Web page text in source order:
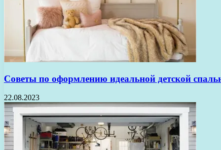
Советы по оформлению идеальной детской
22.08.2023